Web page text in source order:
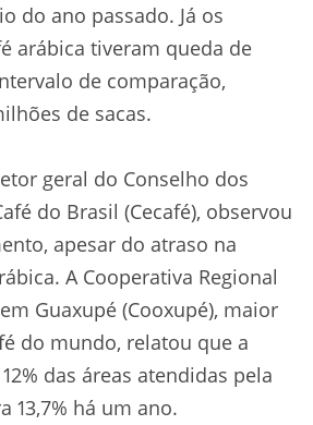
do ano passado. Já os
arábica tiveram queda de
de comparação,
de sacas.
geral do Conselho dos
do Brasil (Cecafé), observou
apesar do atraso na
A Cooperativa Regional
Guaxupé (Cooxupé), maior
do mundo, relatou que a
das áreas atendidas pela
13,7% há um ano.